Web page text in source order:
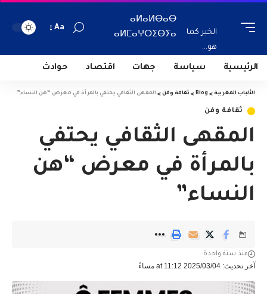
الخبر كما
هو...
ⴰⵍⴰⵍⴱⴰⴱ
ⴰⵍⵎⴰⵖⵔⵉⴱⵢⴰ
Aa
الرئيسية سياسة جهات اقتصاد حوادث
الألباب المغربية >
Blog
> ثقافة وفن > المقهى الثقافي يحتفي بالمرأة في معرض “هن النساء”
ثقافة وفن
المقهى الثقافي يحتفي
بالمرأة في معرض “هن
النساء”
آخر تحديث: 2025/03/04 at 11:12 مساءً
منذ سنة واحدة